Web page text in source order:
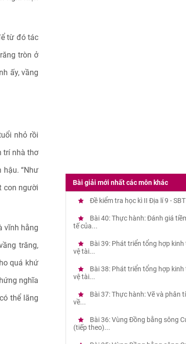
từ đó tác
tròn ở
ấy, vầng
nhỏ rồi
trí nhà thơ
hậu. “Như
con người
vĩnh hằng
trăng,
quá khứ
nghĩa
thể lãng
Bài giải mới nhất các môn khác
Đề kiểm tra học kì II Địa lí 9 - SBT
Bài 40: Thực hành: Đánh giá
tế của...
Bài 39: Phát triển tổng hợp kinh
vệ tài...
Bài 38: Phát triển tổng hợp kinh
vệ tài...
Bài 37: Thực hành: Vẽ và phân
về...
Bài 36: Vùng Đồng bằng sông
(tiếp theo)...